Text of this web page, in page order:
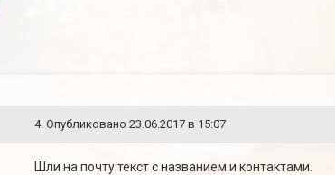
4. Опубликовано 23.06.2017 в 15:07
Шли на почту текст с названием и контактами.